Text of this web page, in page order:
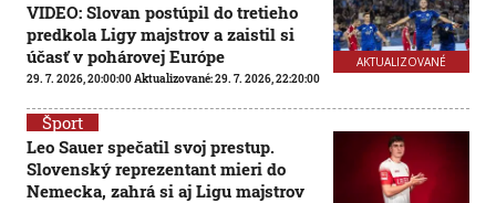
AKTUALIZOVANÉ
VIDEO: Slovan postúpil do tretieho
predkola Ligy majstrov a zaistil si
účasť v pohárovej Európe
29. 7. 2026, 20:00:00Aktualizované:29. 7. 2026, 22:20:00
Šport
Leo Sauer spečatil svoj prestup.
Slovenský reprezentant mieri do
Nemecka, zahrá si aj Ligu majstrov